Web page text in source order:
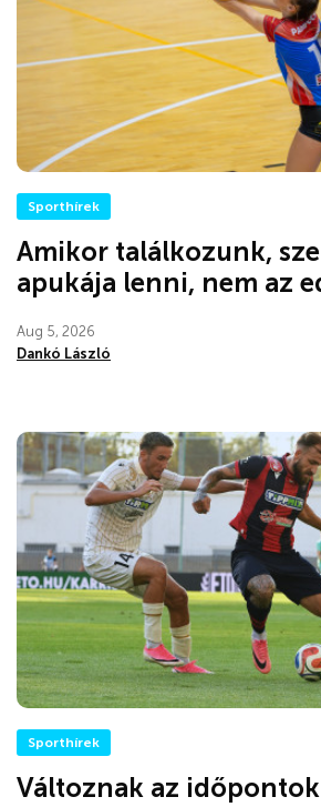
Sporthírek
Amikor találkozunk,
apukája lenni, nem az
Aug 5, 2026
Dankó László
Sporthírek
Változnak az